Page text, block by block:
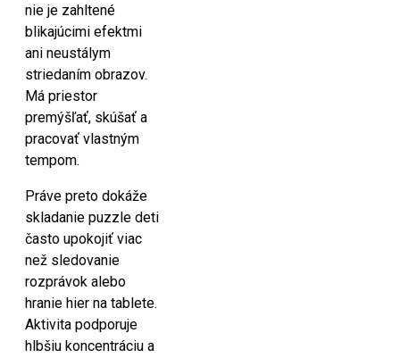
nie je zahltené
blikajúcimi efektmi
ani neustálym
striedaním obrazov.
Má priestor
premýšľať, skúšať a
pracovať vlastným
tempom.
Práve preto dokáže
skladanie puzzle deti
často upokojiť viac
než sledovanie
rozprávok alebo
hranie hier na tablete.
Aktivita podporuje
hlbšiu koncentráciu a